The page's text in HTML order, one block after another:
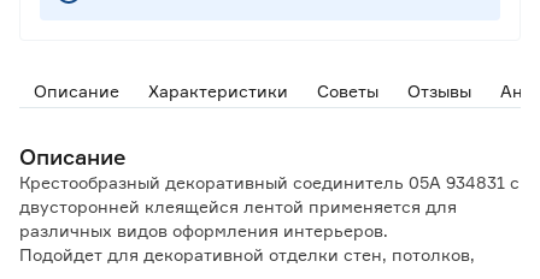
Описание Характеристики Советы Отзывы
Описание
Крестообразный декоративный соединитель 05А 934831 с
двусторонней клеящейся лентой применяется для
различных видов оформления интерьеров.
Подойдет для декоративной отделки стен, потолков,